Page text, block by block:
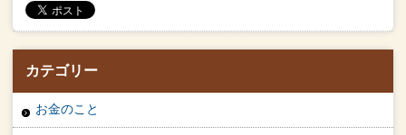
カテゴリー
お金のこと